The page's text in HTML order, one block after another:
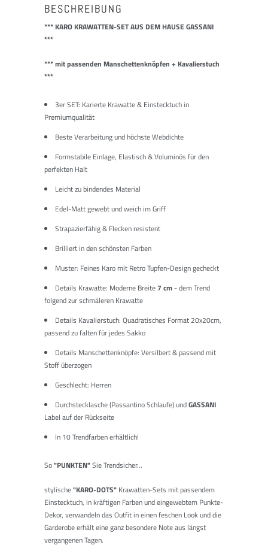
BESCHREIBUNG
*** KARO KRAWATTEN-SET AUS DEM HAUSE GASSANI
***
*** mit passenden Manschettenknöpfen + Kavalierstuch
***
3er SET: Karierte Krawatte & Einstecktuch in
Premiumqualität
Beste Verarbeitung und höchste Webdichte
Formstabile Einlage, Elastisch & Voluminös für den
perfekten Halt
Leicht zu bindendes Material
Edel-Matt gewebt und weich im Griff
Strapazierfähig & Flecken resistent
Brilliert in den schönsten Farben
Muster: Feines Karo mit Retro Tupfen-Design gecheckt
Details Krawatte: Moderne Breite7 cm- dem Trend
folgend zur schmäleren Krawatte
Details Kavalierstuch: Quadratisches Format 20x20cm,
passend zu falten für jedes Sakko
Details Manschettenknöpfe: Versilbert & passend mit
Stoff überzogen
Geschlecht: Herren
Durchstecklasche (Passantino Schlaufe) undGASSANI
Label auf der Rückseite
In 10 Trendfarben erhältlich!
So"PUNKTEN"Sie Trendsicher...
stylische"KARO-DOTS" Krawatten-Sets mit passendem
Einstecktuch, in kräftigen Farben und eingewebtem Punkte-
Dekor, verwandeln das Outfit in einen feschen Look und die
Garderobe erhält eine ganz besondere Note aus längst
vergangenen Tagen.